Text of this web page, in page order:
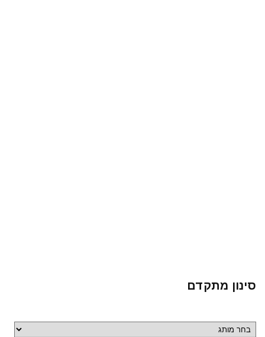
סינון מתקדם